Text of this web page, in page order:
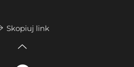
Skopiuj link